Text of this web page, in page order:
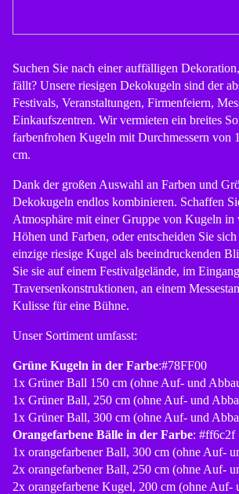
Suchen Sie nach einer auffälligen
fällt? Unsere riesigen Dekokugeln sind der
Festivals, Veranstaltungen, Firmenfeiern,
Einkaufszentren. Wir vermieten ein breites
farbenfrohen Kugeln mit Durchmessern von
cm.
Dank der großen Auswahl an Farben und
Dekokugeln endlos kombinieren. Schaffen
Atmosphäre mit einer Gruppe von Kugeln in
Höhen und Farben, oder entscheiden Sie
einzige riesige Kugel als beeindruckenden
Sie sie auf einem Festivalgelände, im
Traversenkonstruktionen, an einem
Kulisse für eine Bühne.
Unser Sortiment umfasst:
Grüne Kugeln in der Farbe:#78FF00
1x Grüner Ball 150 cm (ohne Auf- und
1x Grüner Ball, 250 cm (ohne Auf- und
1x Grüner Ball, 300 cm (ohne Auf- und
Orangefarbene Bälle in der Farbe: #ff6c2f
1x orangefarbener Ball, 300 cm (ohne Auf-
2x orangefarbener Ball, 250 cm (ohne Auf-
2x orangefarbene Kugel, 200 cm (ohne Auf-